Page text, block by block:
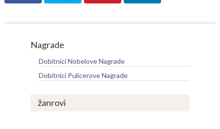
Nagrade
Dobitnici Nobelove Nagrade
Dobitnici Pulicerove Nagrade
žanrovi